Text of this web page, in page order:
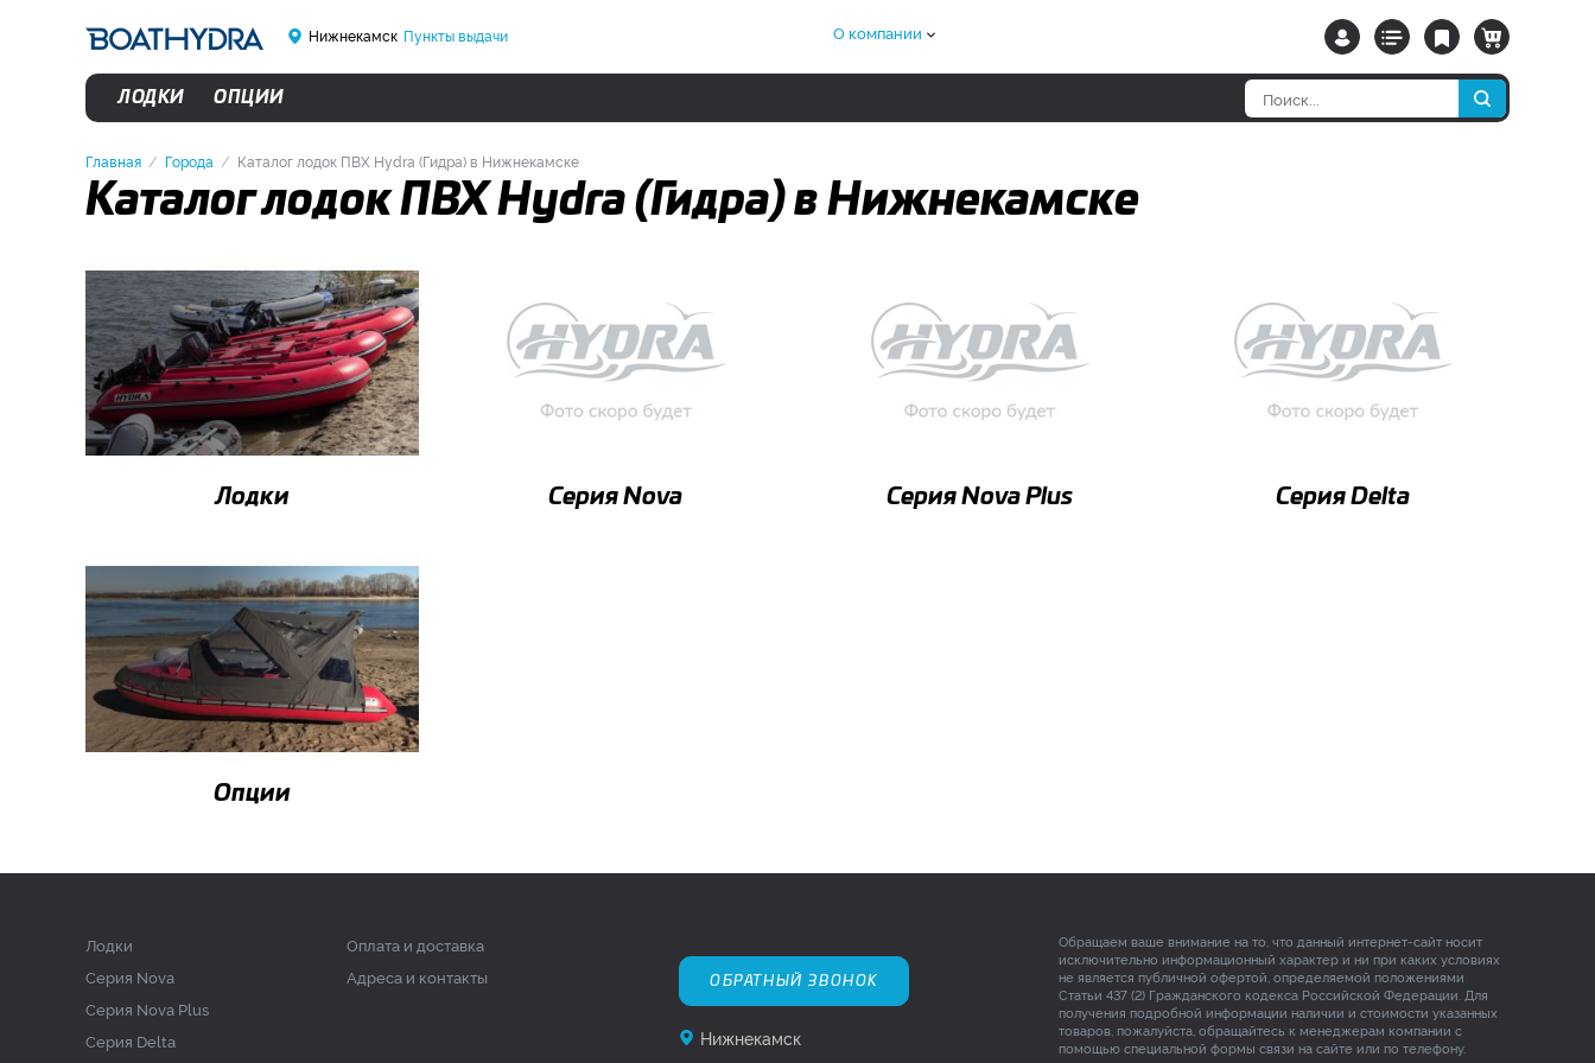
Нижнекамск Пункты выдачи О компании
ЛОДКИ ОПЦИИ
Главная Города Каталог лодок ПВХ Hydra (Гидра) в Нижнекамске
Каталог лодок ПВХ Hydra (Гидра) в Нижнекамске
Лодки Серия Nova Серия Nova Plus Серия Delta
Опции
Лодки
Серия Nova
Серия Nova Plus
Серия Delta
Оплата и доставка
Адреса и контакты
ОБРАТНЫЙ ЗВОНОК
Нижнекамск
Обращаем ваше внимание на то, что данный интернет-сайт носит
исключительно информационный характер и ни при каких условиях
не является публичной офертой, определяемой положениями
Статьи 437 (2) Гражданского кодекса Российской Федерации. Для
получения подробной информации наличии и стоимости указанных
товаров, пожалуйста, обращайтесь к менеджерам компании с
помощью специальной формы связи на сайте или по телефону.